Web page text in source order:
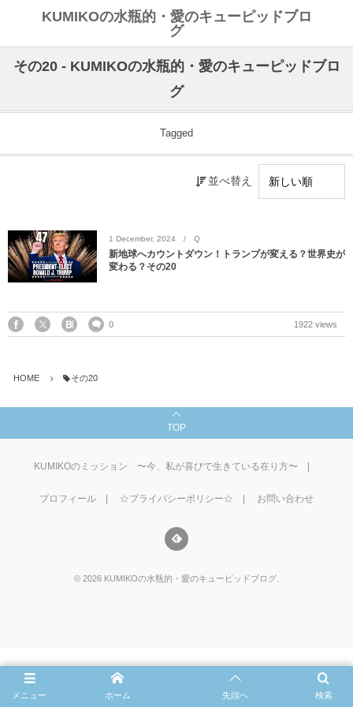
KUMIKOの水瓶的・愛のキューピッドブロ
グ
その20 - KUMIKOの水瓶的・愛のキューピッドブロ
グ
Tagged
並べ替え
1 December, 2024 Q
新地球へカウントダウン！トランプが変える？世界史が
変わる？その20
0 1922 views
HOME その20
TOP
KUMIKOのミッション 〜今、私が喜びで生きている在り方〜
プロフィール ☆プライバシーポリシー☆ お問い合わせ
© 2026 KUMIKOの水瓶的・愛のキューピッドブログ
メニュー 検索
ホーム 先頭へ